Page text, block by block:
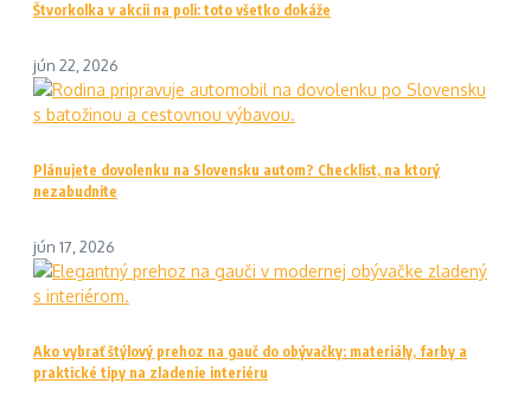
Štvorkolka v akcii na poli: toto všetko dokáže
jún 22, 2026
Plánujete dovolenku na Slovensku autom? Checklist, na ktorý
nezabudnite
jún 17, 2026
Ako vybrať štýlový prehoz na gauč do obývačky: materiály, farby a
praktické tipy na zladenie interiéru